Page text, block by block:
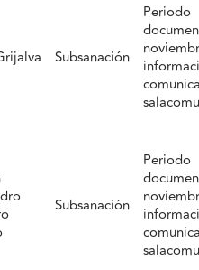
Subsanación
Subsanación